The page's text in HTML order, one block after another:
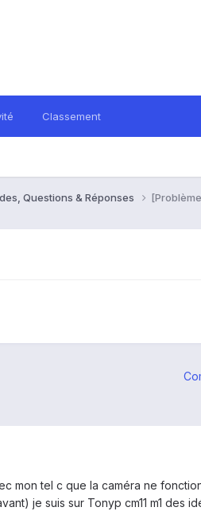
Classement
Questions & Réponses
mon tel c que la caméra ne
je suis sur Tonyp cm11 m1 des